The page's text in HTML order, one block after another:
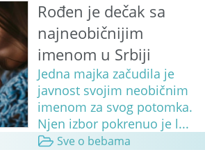
Rođen je dečak sa
najneobičnijim
imenom u Srbiji
Jedna majka začudila je
javnost svojim neobičnim
imenom za svog potomka.
Njen izbor pokrenuo je l...
Sve o bebama